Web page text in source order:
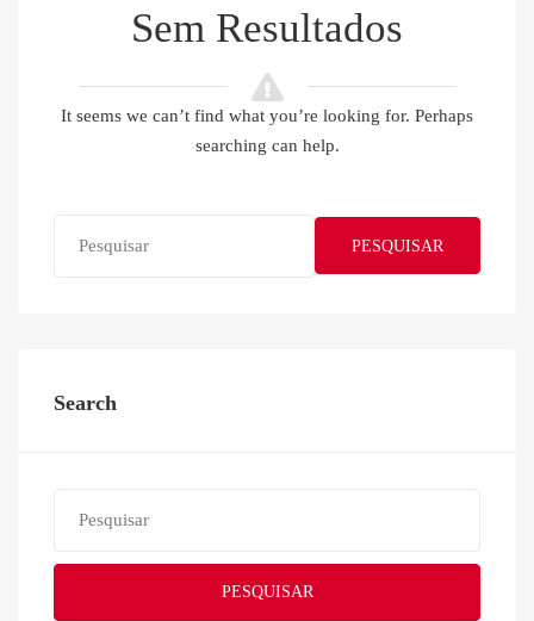
Sem Resultados
It seems we can’t find what you’re looking for. Perhaps
searching can help.
PESQUISAR
Search
PESQUISAR